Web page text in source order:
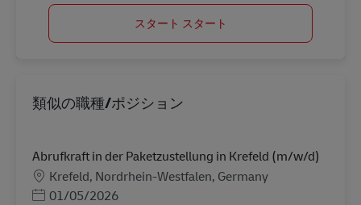
スタート スタート
類似の職種/ポジション
Abrufkraft in der Paketzustellung in Krefeld (m/w/d)
勤務地
Krefeld, Nordrhein-Westfalen, Germany
Posted Date
01/05/2026